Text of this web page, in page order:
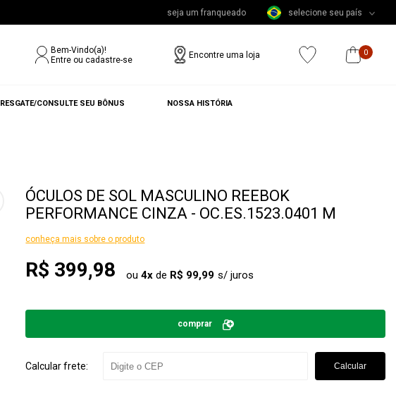
seja um franqueado selecione seu país
Bem-Vindo(a)!
Entre ou cadastre-se
Encontre uma loja 0
RESGATE/CONSULTE SEU BÔNUS NOSSA HISTÓRIA
ÓCULOS DE SOL MASCULINO REEBOK
PERFORMANCE CINZA - OC.ES.1523.0401 M
conheça mais sobre o produto
R$ 399,98 ou4x de R$ 99,99
comprar
Calcular frete: Calcular